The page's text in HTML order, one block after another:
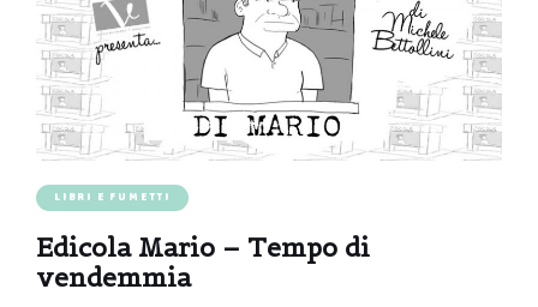
LIBRI E FUMETTI
Edicola Mario – Tempo di
vendemmia